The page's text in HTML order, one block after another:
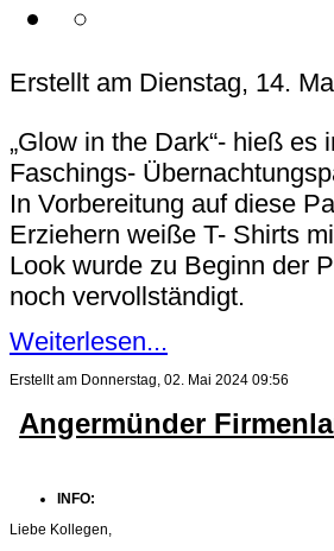
Erstellt am Dienstag, 14.
„Glow in the Dark“- hieß es
Faschings-
In Vorbereitung auf diese
Erziehern weiße T- Shirts
Look wurde zu Beginn der
noch vervollständigt.
Weiterlesen...
Erstellt am Donnerstag, 02. Mai 2024 09:56
Angermünder
INFO:
Liebe Kollegen,